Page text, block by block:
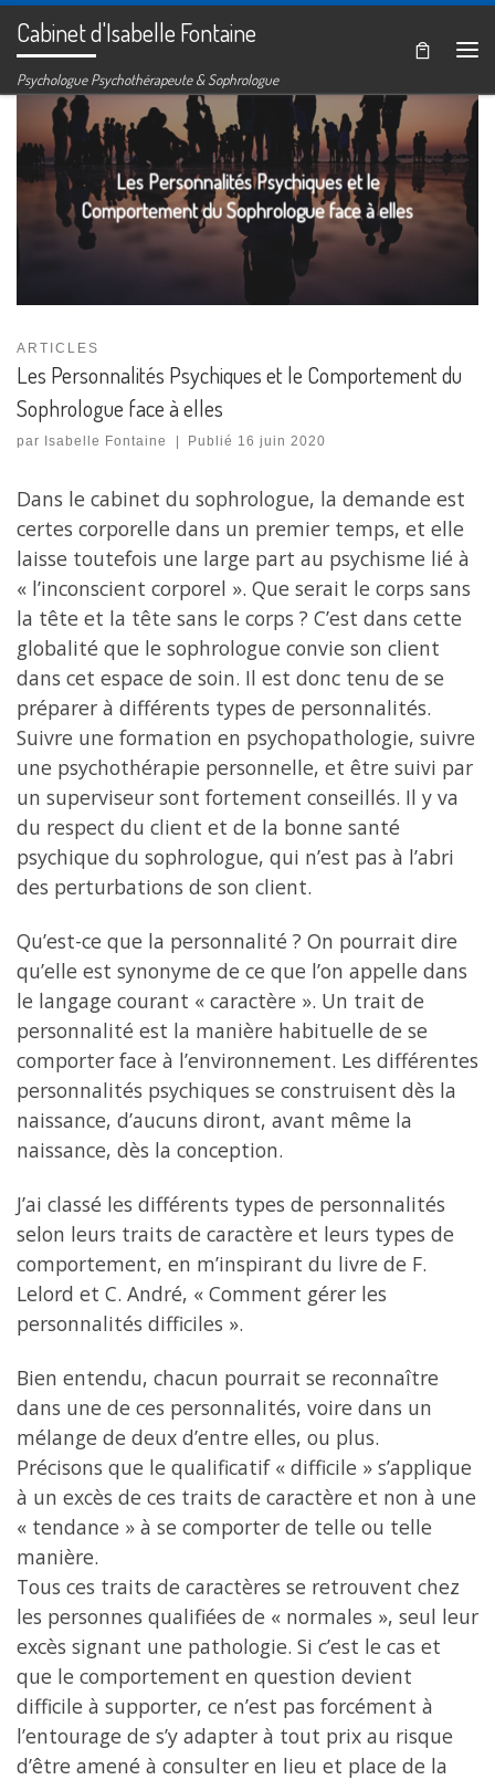
Passer au contenu
Cabinet d'Isabelle Fontaine
Psychologue Psychothérapeute & Sophrologue
Les Personnalités Psychiques et le
Comportement du Sophrologue face à elles
ARTICLES
Les Personnalités Psychiques et le Comportement du
Sophrologue face à elles
par Isabelle Fontaine Publié 16 juin 2020
Dans le cabinet du sophrologue, la demande est
certes corporelle dans un premier temps, et elle
laisse toutefois une large part au psychisme lié à
« l’inconscient corporel ». Que serait le corps sans
la tête et la tête sans le corps ? C’est dans cette
globalité que le sophrologue convie son client
dans cet espace de soin. Il est donc tenu de se
préparer à différents types de personnalités.
Suivre une formation en psychopathologie, suivre
une psychothérapie personnelle, et être suivi par
un superviseur sont fortement conseillés. Il y va
du respect du client et de la bonne santé
psychique du sophrologue, qui n’est pas à l’abri
des perturbations de son client.
Qu’est-ce que la personnalité ? On pourrait dire
qu’elle est synonyme de ce que l’on appelle dans
le langage courant « caractère ». Un trait de
personnalité est la manière habituelle de se
comporter face à l’environnement. Les différentes
personnalités psychiques se construisent dès la
naissance, d’aucuns diront, avant même la
naissance, dès la conception.
J’ai classé les différents types de personnalités
selon leurs traits de caractère et leurs types de
comportement, en m’inspirant du livre de F.
Lelord et C. André, « Comment gérer les
personnalités difficiles ».
Bien entendu, chacun pourrait se reconnaître
dans une de ces personnalités, voire dans un
mélange de deux d’entre elles, ou plus.
Précisons que le qualificatif « difficile » s’applique
à un excès de ces traits de caractère et non à une
« tendance » à se comporter de telle ou telle
manière.
Tous ces traits de caractères se retrouvent chez
les personnes qualifiées de « normales », seul leur
excès signant une pathologie. Si c’est le cas et
que le comportement en question devient
difficile à supporter, ce n’est pas forcément à
l’entourage de s’y adapter à tout prix au risque
d’être amené à consulter en lieu et place de la